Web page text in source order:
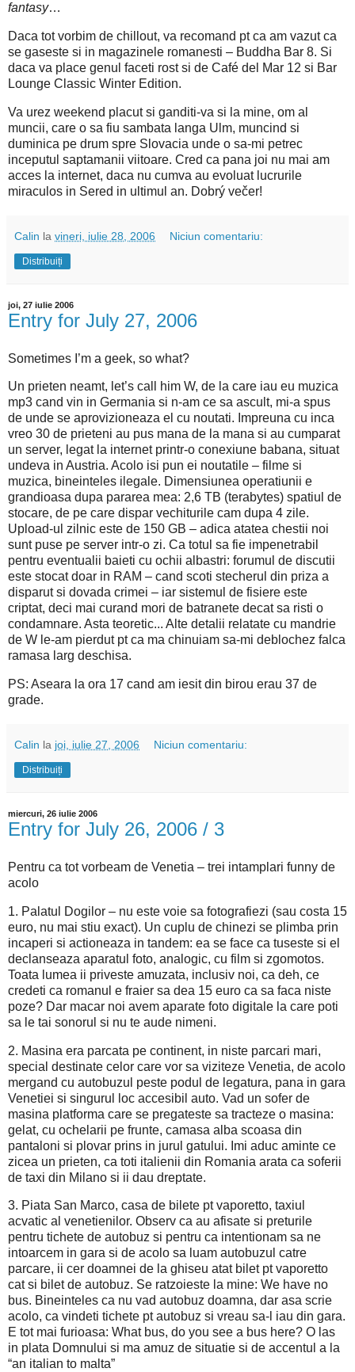
fantasy…
Daca tot vorbim de chillout, va recomand pt ca am vazut ca
se gaseste si in magazinele romanesti – Buddha Bar 8. Si
daca va place genul faceti rost si de Café del Mar 12 si Bar
Lounge Classic Winter Edition.
Va urez weekend placut si ganditi-va si la mine, om al
muncii, care o sa fiu sambata langa Ulm, muncind si
duminica pe drum spre Slovacia unde o sa-mi petrec
inceputul saptamanii viitoare. Cred ca pana joi nu mai am
acces la internet, daca nu cumva au evoluat lucrurile
miraculos in Sered in ultimul an. Dobrý večer!
Calin la vineri, iulie 28, 2006 Niciun comentariu:
Distribuiți
joi, 27 iulie 2006
Entry for July 27, 2006
Sometimes I’m a geek, so what?
Un prieten neamt, let’s call him W, de la care iau eu muzica
mp3 cand vin in Germania si n-am ce sa ascult, mi-a spus
de unde se aprovizioneaza el cu noutati. Impreuna cu inca
vreo 30 de prieteni au pus mana de la mana si au cumparat
un server, legat la internet printr-o conexiune babana, situat
undeva in Austria. Acolo isi pun ei noutatile – filme si
muzica, bineinteles ilegale. Dimensiunea operatiunii e
grandioasa dupa pararea mea: 2,6 TB (terabytes) spatiul de
stocare, de pe care dispar vechiturile cam dupa 4 zile.
Upload-ul zilnic este de 150 GB – adica atatea chestii noi
sunt puse pe server intr-o zi. Ca totul sa fie impenetrabil
pentru eventualii baieti cu ochii albastri: forumul de discutii
este stocat doar in RAM – cand scoti stecherul din priza a
disparut si dovada crimei – iar sistemul de fisiere este
criptat, deci mai curand mori de batranete decat sa risti o
condamnare. Asta teoretic... Alte detalii relatate cu mandrie
de W le-am pierdut pt ca ma chinuiam sa-mi deblochez falca
ramasa larg deschisa.
PS: Aseara la ora 17 cand am iesit din birou erau 37 de
grade.
Calin la joi, iulie 27, 2006 Niciun comentariu:
Distribuiți
miercuri, 26 iulie 2006
Entry for July 26, 2006 / 3
Pentru ca tot vorbeam de Venetia – trei intamplari funny de
acolo
1. Palatul Dogilor – nu este voie sa fotografiezi (sau costa 15
euro, nu mai stiu exact). Un cuplu de chinezi se plimba prin
incaperi si actioneaza in tandem: ea se face ca tuseste si el
declanseaza aparatul foto, analogic, cu film si zgomotos.
Toata lumea ii priveste amuzata, inclusiv noi, ca deh, ce
credeti ca romanul e fraier sa dea 15 euro ca sa faca niste
poze? Dar macar noi avem aparate foto digitale la care poti
sa le tai sonorul si nu te aude nimeni.
2. Masina era parcata pe continent, in niste parcari mari,
special destinate celor care vor sa viziteze Venetia, de acolo
mergand cu autobuzul peste podul de legatura, pana in gara
Venetiei si singurul loc accesibil auto. Vad un sofer de
masina platforma care se pregateste sa tracteze o masina:
gelat, cu ochelarii pe frunte, camasa alba scoasa din
pantaloni si plovar prins in jurul gatului. Imi aduc aminte ce
zicea un prieten, ca toti italienii din Romania arata ca soferii
de taxi din Milano si ii dau dreptate.
3. Piata San Marco, casa de bilete pt vaporetto, taxiul
acvatic al venetienilor. Observ ca au afisate si preturile
pentru tichete de autobuz si pentru ca intentionam sa ne
intoarcem in gara si de acolo sa luam autobuzul catre
parcare, ii cer doamnei de la ghiseu atat bilet pt vaporetto
cat si bilet de autobuz. Se ratzoieste la mine: We have no
bus. Bineinteles ca nu vad autobuz doamna, dar asa scrie
acolo, ca vindeti tichete pt autobuz si vreau sa-l iau din gara.
E tot mai furioasa: What bus, do you see a bus here? O las
in plata Domnului si ma amuz de situatie si de accentul a la
“an italian to malta”